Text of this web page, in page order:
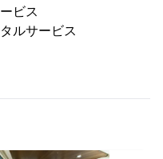
ス
サービス